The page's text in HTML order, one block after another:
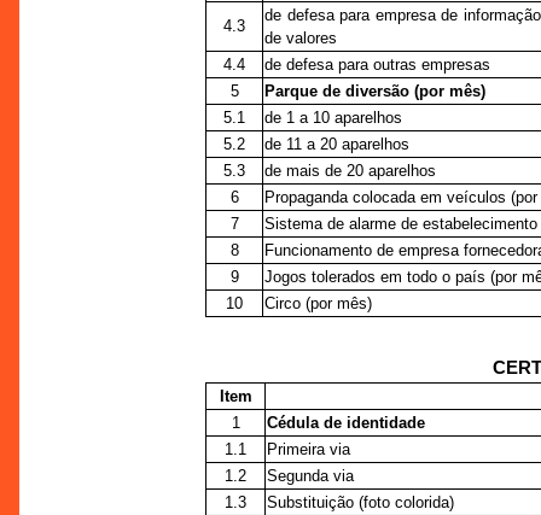
4.3
de defesa para empresa de
de valores
4.4
de defesa para outras empresas
5
Parque de diversão (por mês)
5.1
de 1 a 10 aparelhos
5.2
de 11 a 20 aparelhos
5.3
de mais de 20 aparelhos
6
Propaganda colocada em veículos (por
7
Sistema de alarme de
8
Funcionamento de empresa
9
Jogos tolerados em todo o país (por
10
Circo (por mês)
Item
1
Cédula de identidade
1.1
Primeira via
1.2
Segunda via
1.3
Substituição (foto colorida)